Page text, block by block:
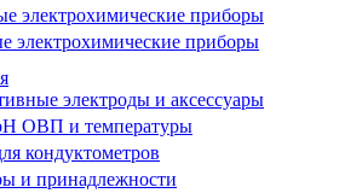
электрохимические приборы
электрохимические приборы
электроды и аксессуары
ОВП и температуры
кондуктометров
и принадлежности